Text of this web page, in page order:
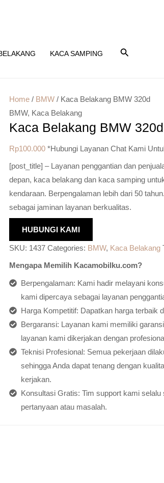
KACA SAMPING
Home / BMW / Kaca Belakang BMW 320d
BMW, Kaca Belakang
Kaca Belakang BMW 320d
Rp100.000 *Hubungi Layanan Chat Kami
[post_title] – Layanan penggantian dan
depan, kaca belakang dan kaca samping
kendaraan. Berpengalaman lebih dari 50
sebagai jaminan layanan berkualitas.
HUBUNGI KAMI
SKU: 1437 Categories: BMW, Kaca Belakang
Mengapa Memilih Kacamobilku.com?
Berpengalaman: Kami hadir melayani
kami dipercaya sebagai layanan
Harga Kompetitif: Dapatkan harga terbaik
Bergaransi: Layanan kami memiliki
layanan kami dikerjakan dengan
Teknisi Profesional: Semua pekerjaan
sehingga Anda dapat tenang dengan
kerjakan.
Konsultasi Gratis: Tim support kami
pertanyaan atau masalah.